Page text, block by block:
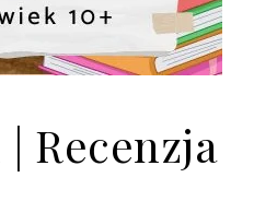
Recenzja